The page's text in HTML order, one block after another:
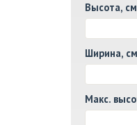
Высота,
Ширина,
Макс.